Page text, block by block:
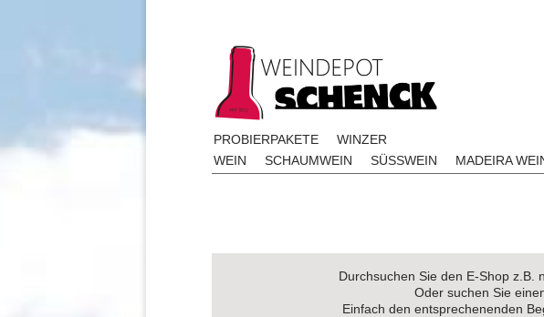
WEIN SCHAUMWEIN SÜSSWEIN MADEIRA
PROBIERPAKETE WINZER
Durchsuchen Sie den E-Shop z.B.
Oder suchen Sie
Einfach den entsprechenenden